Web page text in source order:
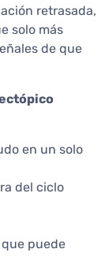
retrasada,
solo más
de que
en un solo
del ciclo
que puede